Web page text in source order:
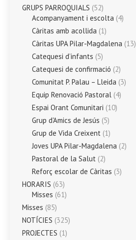
GRUPS PARROQUIALS (52)
Acompanyament i escolta (4)
Càritas amb acollida (1)
Càritas UPA Pilar-Magdalena (13)
Catequesi d’infants (5)
Catequesi de confirmació (2)
Comunitat P. Palau – Lleida (3)
Equip Renovació Pastoral (4)
Espai Orant Comunitari (10)
Grup d'Amics de Jesús (5)
Grup de Vida Creixent (1)
Joves UPA Pilar-Magdalena (2)
Pastoral de la Salut (2)
Reforç escolar de Càritas (3)
HORARIS (63)
Misses (61)
Misses (85)
NOTÍCIES (325)
PROJECTES (1)